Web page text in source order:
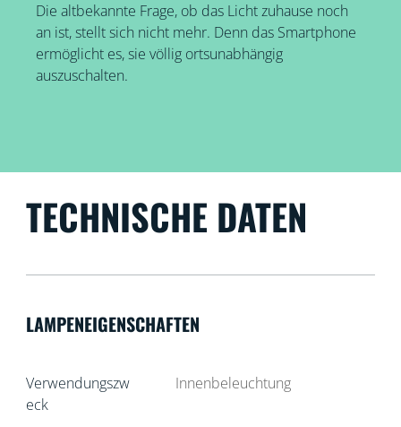
Die altbekannte Frage, ob das Licht zuhause noch
an ist, stellt sich nicht mehr. Denn das Smartphone
ermöglicht es, sie völlig ortsunabhängig
auszuschalten.
TECHNISCHE DATEN
LAMPENEIGENSCHAFTEN
Verwendungszw
eck
Innenbeleuchtung